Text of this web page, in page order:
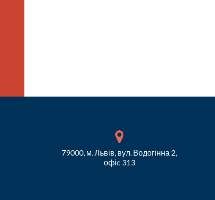
79000, м. Львів, вул. Водогінна 2,
офіc 313